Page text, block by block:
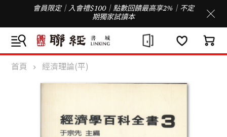
會員限定｜入會禮$100｜點數回饋最高享2%｜不定
期獨家試讀本
首頁 經濟理論(平)